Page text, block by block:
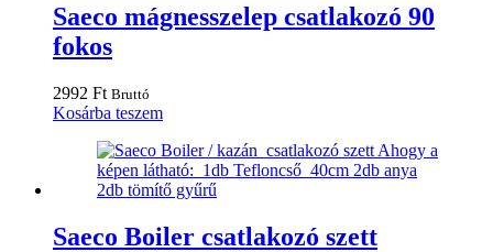
Saeco mágnesszelep csatlakozó 90
fokos
2992 Ft Bruttó
Kosárba teszem
Saeco Boiler csatlakozó szett